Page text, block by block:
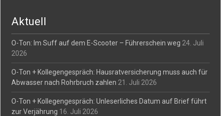
Aktuell
O-Ton: Im Suff auf dem E-Scooter – Führerschein weg 24. Juli
2026
O-Ton + Kollegengespräch: Hausratversicherung muss auch für
Abwasser nach Rohrbruch zahlen 21. Juli 2026
O-Ton + Kollegengespräch: Unleserliches Datum auf Brief führt
zur Verjährung 16. Juli 2026